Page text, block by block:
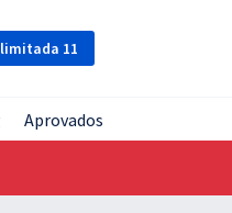
11
Aprovados